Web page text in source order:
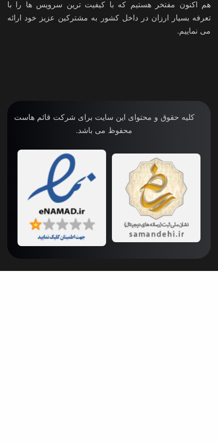
هستیم که با کیفیت ترین سرویس ها را با
ارزان در داخل کشور به مشترکین عزیز خود ارائه
و محتوای این سایت برای شرکت قائم هاست
محفوظ می باشد.